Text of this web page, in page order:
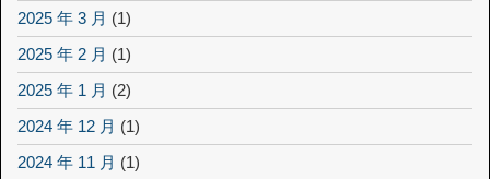
2025 年 3 月 (1)
2025 年 2 月 (1)
2025 年 1 月 (2)
2024 年 12 月 (1)
2024 年 11 月 (1)